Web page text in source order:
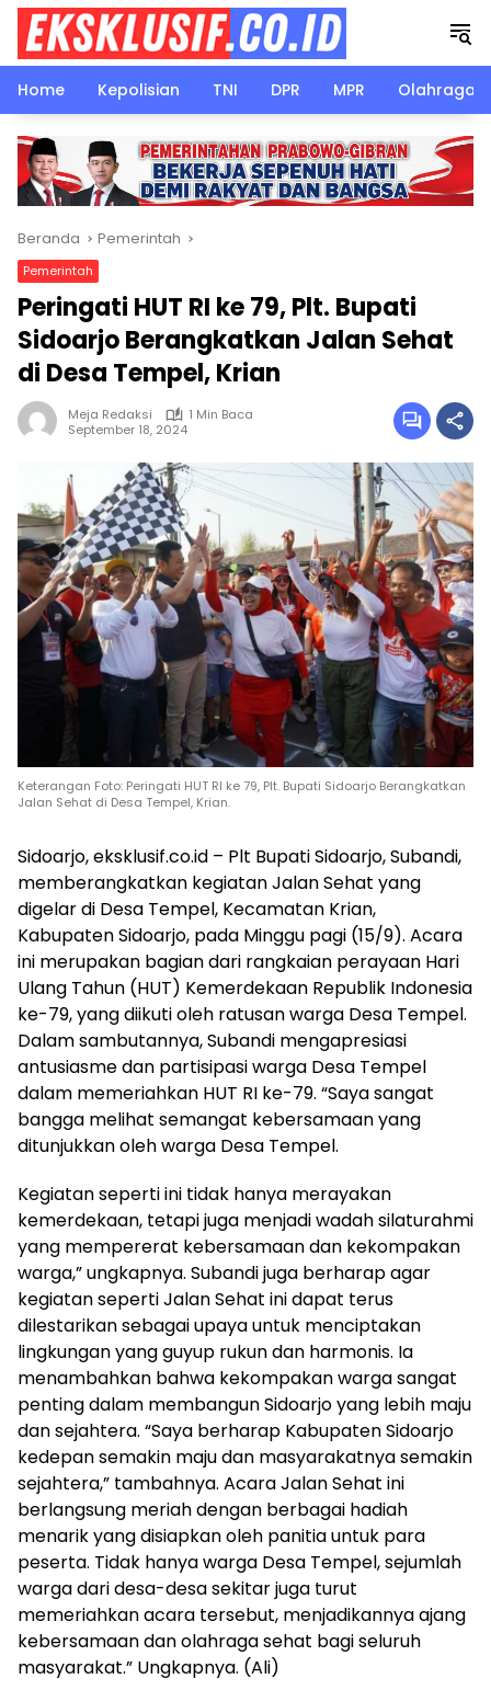
Langsung
konten
Home
Kepolisian TNI DPR MPR Olahraga
Beranda Pemerintah
Pemerintah
Peringati HUT RI ke 79, Plt. Bupati
Sidoarjo Berangkatkan Jalan Sehat
di Desa Tempel, Krian
Meja Redaksi
1 Min Baca
September 18, 2024
Keterangan Foto: Peringati HUT RI ke 79, Plt. Bupati Sidoarjo Berangkatkan
Jalan Sehat di Desa Tempel, Krian.
Sidoarjo, eksklusif.co.id – Plt Bupati Sidoarjo, Subandi,
memberangkatkan kegiatan Jalan Sehat yang
digelar di Desa Tempel, Kecamatan Krian,
Kabupaten Sidoarjo, pada Minggu pagi (15/9). Acara
ini merupakan bagian dari rangkaian perayaan Hari
Ulang Tahun (HUT) Kemerdekaan Republik Indonesia
ke-79, yang diikuti oleh ratusan warga Desa Tempel.
Dalam sambutannya, Subandi mengapresiasi
antusiasme dan partisipasi warga Desa Tempel
dalam memeriahkan HUT RI ke-79. “Saya sangat
bangga melihat semangat kebersamaan yang
ditunjukkan oleh warga Desa Tempel.
Kegiatan seperti ini tidak hanya merayakan
kemerdekaan, tetapi juga menjadi wadah silaturahmi
yang mempererat kebersamaan dan kekompakan
warga,” ungkapnya. Subandi juga berharap agar
kegiatan seperti Jalan Sehat ini dapat terus
dilestarikan sebagai upaya untuk menciptakan
lingkungan yang guyup rukun dan harmonis. Ia
menambahkan bahwa kekompakan warga sangat
penting dalam membangun Sidoarjo yang lebih maju
dan sejahtera. “Saya berharap Kabupaten Sidoarjo
kedepan semakin maju dan masyarakatnya semakin
sejahtera,” tambahnya. Acara Jalan Sehat ini
berlangsung meriah dengan berbagai hadiah
menarik yang disiapkan oleh panitia untuk para
peserta. Tidak hanya warga Desa Tempel, sejumlah
warga dari desa-desa sekitar juga turut
memeriahkan acara tersebut, menjadikannya ajang
kebersamaan dan olahraga sehat bagi seluruh
masyarakat.” Ungkapnya. (Ali)